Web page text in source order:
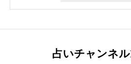
占いチャンネ